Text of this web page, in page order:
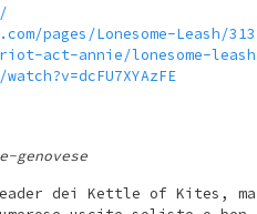
pages/Lonesome-Leash/
act-annie/lonesome-
genovese
dei Kettle of Kites, ma